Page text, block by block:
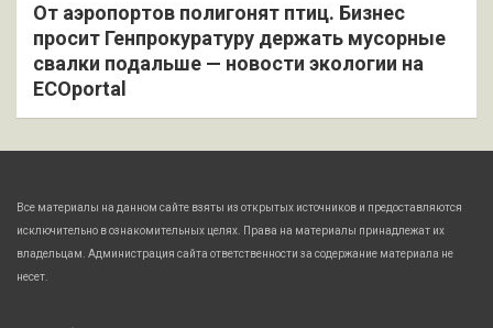
От аэропортов полигонят птиц. Бизнес
просит Генпрокуратуру держать мусорные
свалки подальше — новости экологии на
ECOportal
Все материалы на данном сайте взяты из открытых источников и предоставляются
исключительно в ознакомительных целях. Права на материалы принадлежат их
владельцам. Администрация сайта ответственности за содержание материала не
несет.